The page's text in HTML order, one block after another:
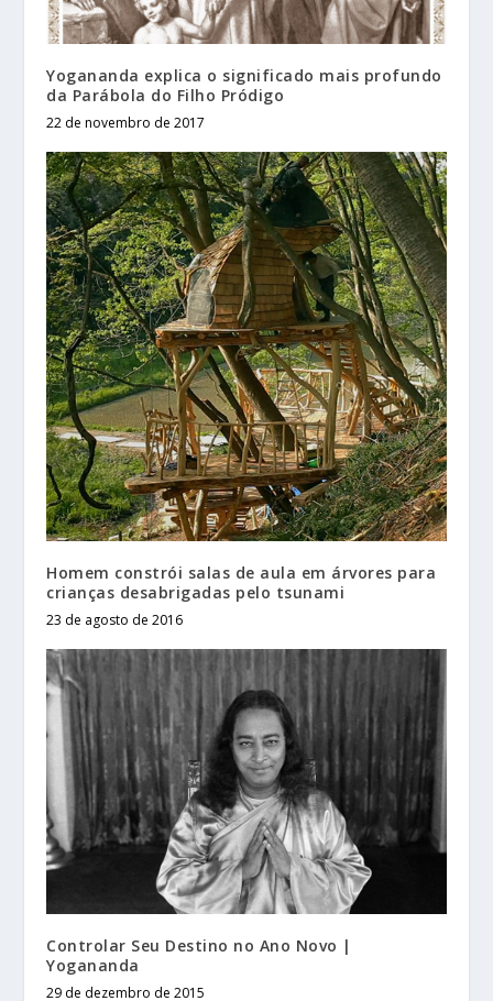
Yogananda explica o significado mais profundo
da Parábola do Filho Pródigo
22 de novembro de 2017
Homem constrói salas de aula em árvores para
crianças desabrigadas pelo tsunami
23 de agosto de 2016
Controlar Seu Destino no Ano Novo |
Yogananda
29 de dezembro de 2015